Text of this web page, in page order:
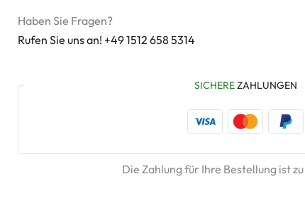
Haben Sie Fragen?
Rufen Sie uns an! +49 1512 658 5314
SICHEREZAHLUNGEN
Die Zahlung für Ihre Bestellung ist zu